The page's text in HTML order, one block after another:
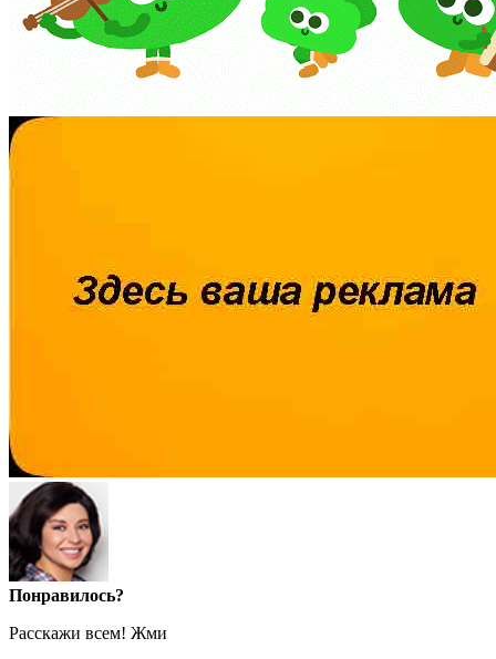
Понравилось?
Расскажи всем! Жми